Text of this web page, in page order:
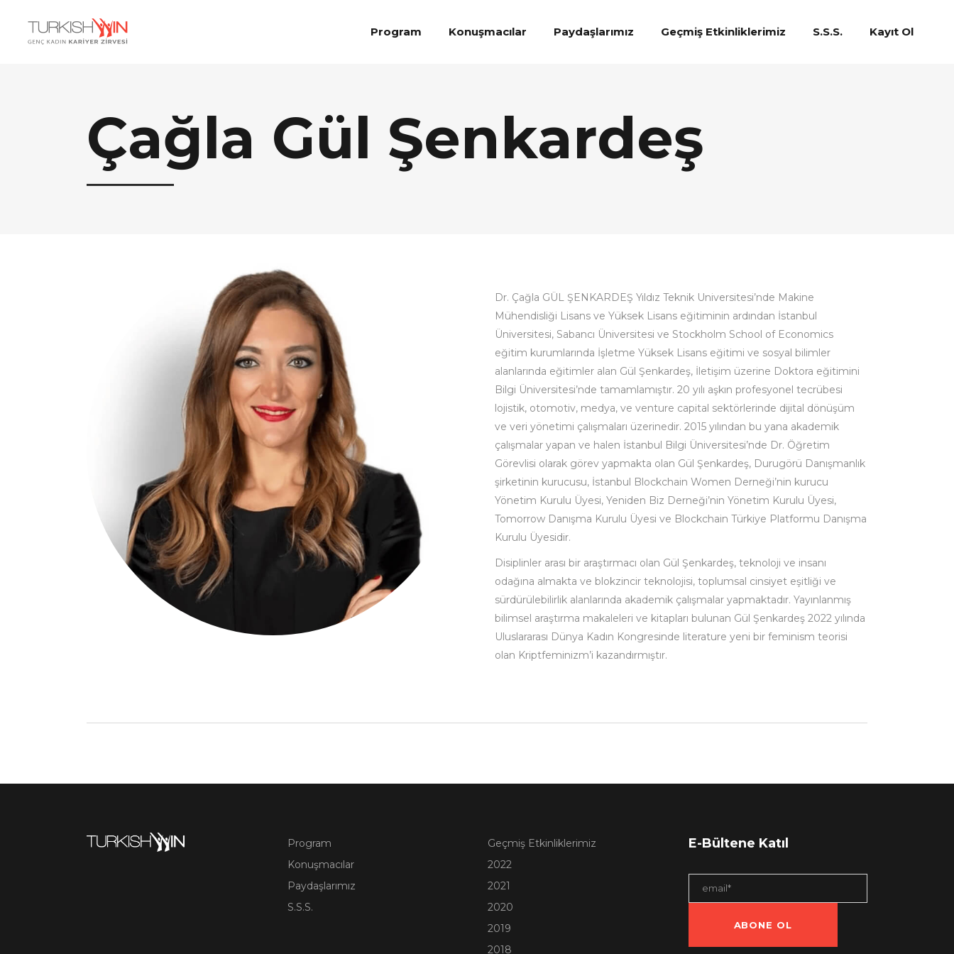
Program Konuşmacılar Paydaşlarımız Geçmiş Etkinliklerimiz S.S.S. Kayıt Ol
Çağla Gül Şenkardeş
Dr. Çağla GÜL ŞENKARDEŞ Yıldız Teknik Universitesi’nde Makine
Mühendisliği Lisans ve Yüksek Lisans eğitiminin ardından İstanbul
Üniversitesi, Sabancı Üniversitesi ve Stockholm School of Economics
eğitim kurumlarında İşletme Yüksek Lisans eğitimi ve sosyal bilimler
alanlarında eğitimler alan Gül Şenkardeş, İletişim üzerine Doktora eğitimini
Bilgi Üniversitesi’nde tamamlamıştır. 20 yılı aşkın profesyonel tecrübesi
lojistik, otomotiv, medya, ve venture capital sektörlerinde dijital dönüşüm
ve veri yönetimi çalışmaları üzerinedir. 2015 yılından bu yana akademik
çalışmalar yapan ve halen İstanbul Bilgi Üniversitesi’nde Dr. Öğretim
Görevlisi olarak görev yapmakta olan Gül Şenkardeş, Durugörü Danışmanlık
şirketinin kurucusu, İstanbul Blockchain Women Derneği’nin kurucu
Yönetim Kurulu Üyesi, Yeniden Biz Derneği’nin Yönetim Kurulu Üyesi,
Tomorrow Danışma Kurulu Üyesi ve Blockchain Türkiye Platformu Danışma
Kurulu Üyesidir.
Disiplinler arası bir araştırmacı olan Gül Şenkardeş, teknoloji ve insanı
odağına almakta ve blokzincir teknolojisi, toplumsal cinsiyet eşitliği ve
sürdürülebilirlik alanlarında akademik çalışmalar yapmaktadır. Yayınlanmış
bilimsel araştırma makaleleri ve kitapları bulunan Gül Şenkardeş 2022 yılında
Uluslararası Dünya Kadın Kongresinde literature yeni bir feminism teorisi
olan Kriptfeminizm’i kazandırmıştır.
Program
Konuşmacılar
Paydaşlarımız
S.S.S.
Geçmiş Etkinliklerimiz
2022
2021
2020
2019
2018
E-Bültene Katıl